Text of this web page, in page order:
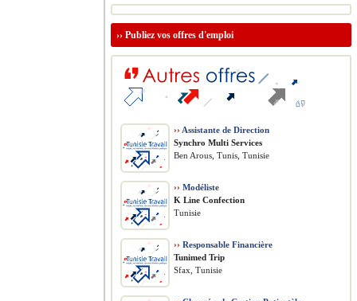
›› Publiez vos offres d'emploi
›› Assistante de Direction
Synchro Multi Services
Ben Arous, Tunis, Tunisie
›› Modéliste
K Line Confection
Tunisie
›› Responsable Financière
Tunimed Trip
Sfax, Tunisie